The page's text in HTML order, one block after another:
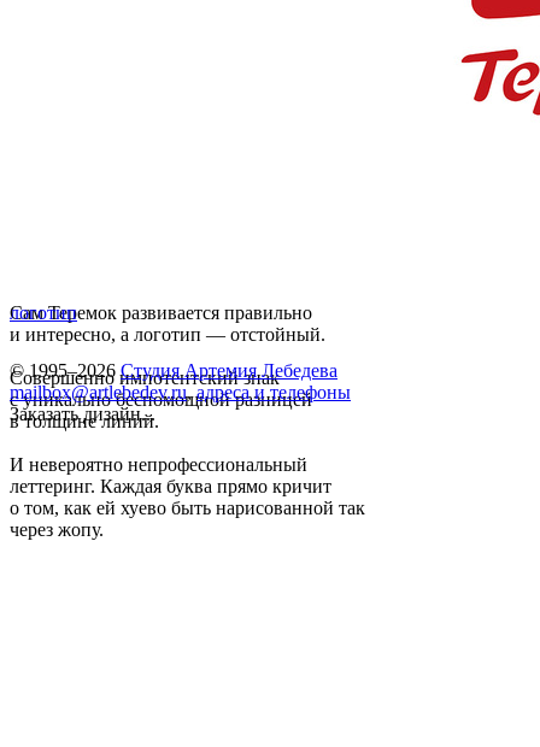
Сам Теремок развивается правильно
и интересно, а логотип — отстойный.
Совершенно импотентский знак
с уникально беспомощной разницей
в толщине линий.
И невероятно непрофессиональный
леттеринг. Каждая буква прямо кричит
о том, как ей хуево быть нарисованной так
через жопу.
логотип
© 1995–2026 Студия Артемия Лебедева
mailbox@artlebedev.ru, адреса и телефоны
Заказать дизайн...